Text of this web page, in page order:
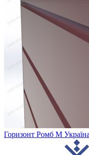
Горизонт Ромб M Україна